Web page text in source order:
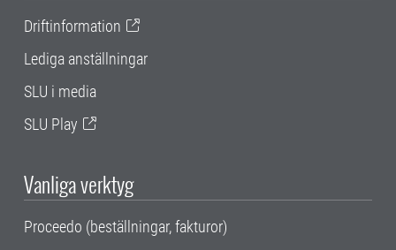
Driftinformation
Lediga anställningar
SLU i media
SLU Play
Vanliga verktyg
Proceedo (beställningar, fakturor)